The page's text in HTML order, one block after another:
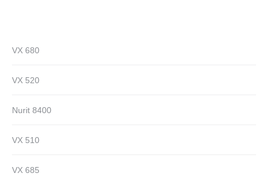
VX 680
VX 520
Nurit 8400
VX 510
VX 685